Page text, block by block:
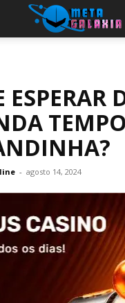
ESPERAR
- agosto 14, 2024